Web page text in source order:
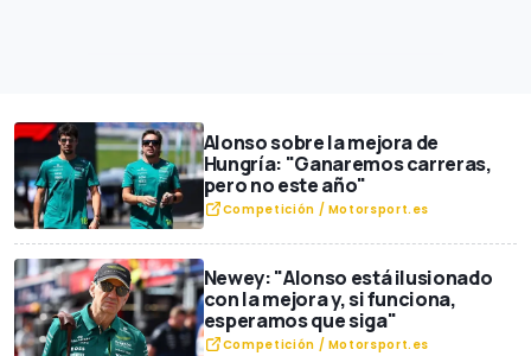
Alonso sobre la mejora de
Hungría: "Ganaremos carreras,
pero no este año"
Competición / Motorsport.es
Newey: "Alonso está ilusionado
con la mejora y, si funciona,
esperamos que siga"
Competición / Motorsport.es